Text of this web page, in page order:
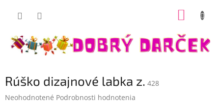
Rúško dizajnové labka z. 428
Priemerné
Neohodnotené Podrobnosti hodnotenia
Dobrý darček